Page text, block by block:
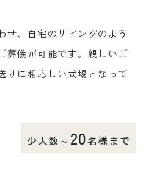
せ、自宅のリビングのよう
葬儀が可能です。親しいご
りに相応しい式場となって
少人数～ 20名様まで